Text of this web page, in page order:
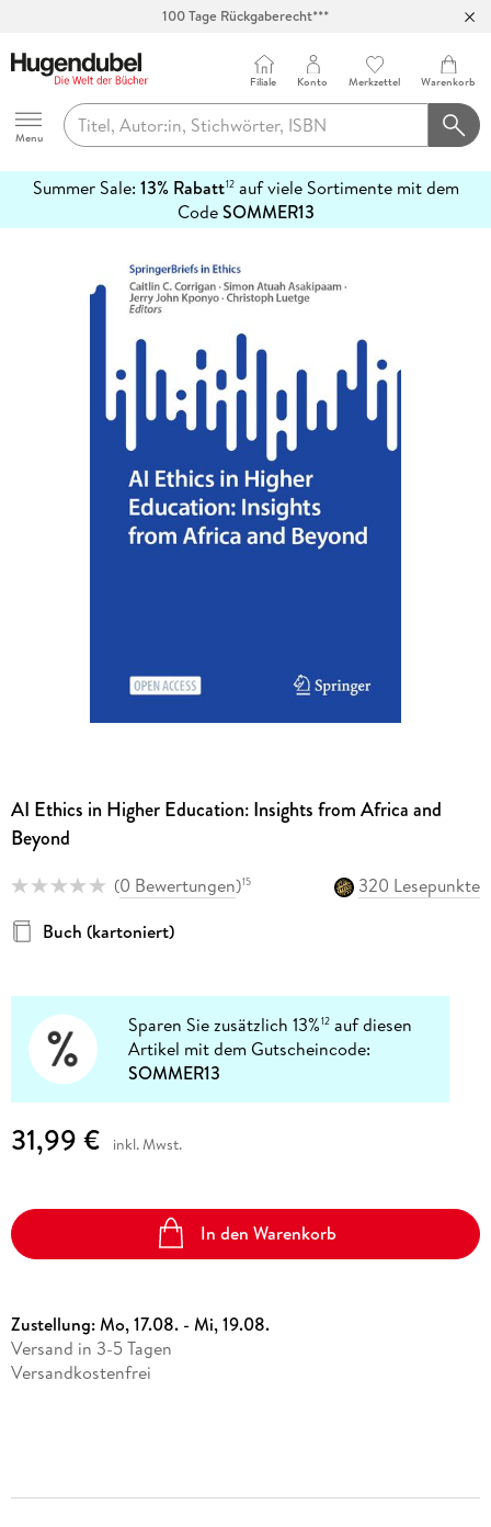
Hugendubel
Menu
Filiale Konto Merkzettel Warenkorb
Summer Sale: 13% Rabatt12auf viele Sortimente mit dem
CodeSOMMER13
erfahren
AI Ethics in Higher Education: Insights from Africa and
Beyond
(0 Bewertungen)15
320 Lesepunkte
Buch (kartoniert)
Sparen Sie zusätzlich 13%12 auf diesen
Artikel mit dem Gutscheincode:
SOMMER13
31,99 € inkl. Mwst.
In den Warenkorb
Zustellung:Mo, 17.08. - Mi, 19.08.
Versand in 3-5 Tagen
Versandkostenfrei